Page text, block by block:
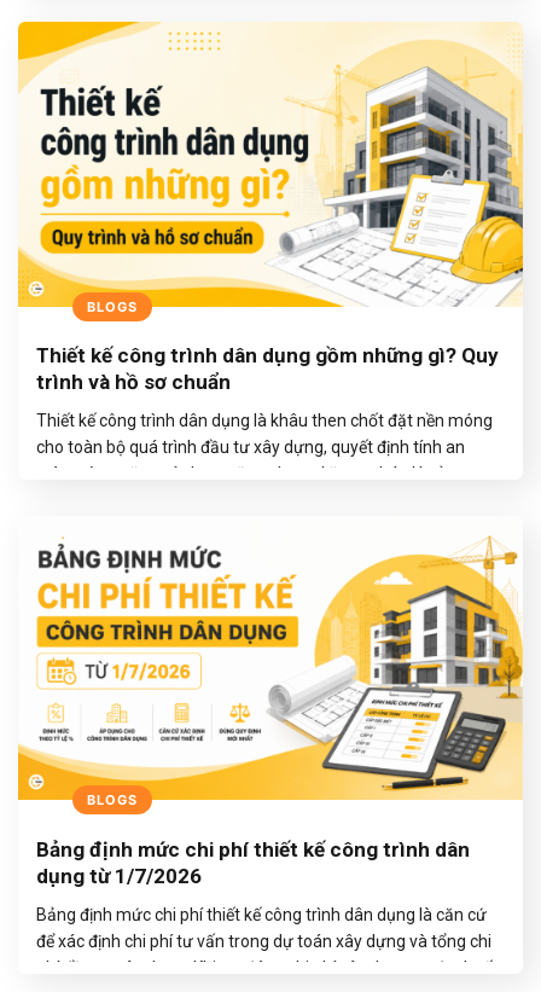
TIẾP TỤC ĐỌC
BLOGS
Thiết kế công trình dân dụng gồm những gì? Quy
trình và hồ sơ chuẩn
Thiết kế công trình dân dụng là khâu then chốt đặt nền móng
cho toàn bộ quá trình đầu tư xây dựng, quyết định tính an
toàn, công năng sử dụng cũng như nghĩa vụ pháp lý của
TIẾP TỤC ĐỌC→
BLOGS
Bảng định mức chi phí thiết kế công trình dân
dụng từ 1/7/2026
Bảng định mức chi phí thiết kế công trình dân dụng là căn cứ
để xác định chi phí tư vấn trong dự toán xây dựng và tổng chi
phí đầu tư xây dựng. Khi tra đúng chi phí xây dựng trước thuế